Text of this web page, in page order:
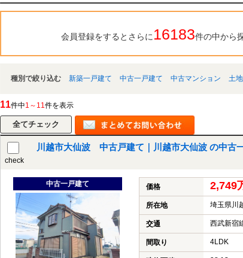
会員登録をするとさらに 16183件の中から
種別で絞り込む 新築一戸建て 中古一戸建て 中古マンション 土地
11件中1～11件を表示
check
川越市大仙波 中古戸建て｜川越市大仙波 の中古
中古一戸建て 価格 2,749
所在地 埼玉県川
交通 西武新
間取り 4LDK